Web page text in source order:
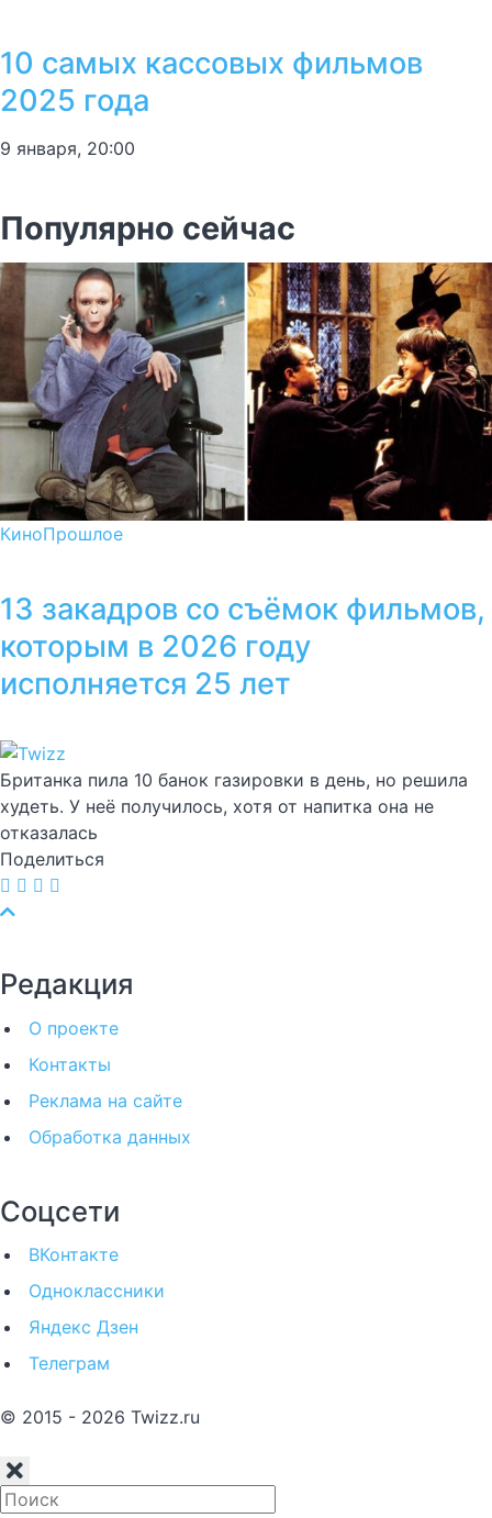
10 самых кассовых фильмов
2025 года
9 января, 20:00
Популярно сейчас
КиноПрошлое
13 закадров со съёмок фильмов,
которым в 2026 году
исполняется 25 лет
Британка пила 10 банок газировки в день, но решила
худеть. У неё получилось, хотя от напитка она не
отказалась
Поделиться
Редакция
О проекте
Контакты
Реклама на сайте
Обработка данных
Соцсети
ВКонтакте
Одноклассники
Яндекс Дзен
Телеграм
© 2015 - 2026 Twizz.ru